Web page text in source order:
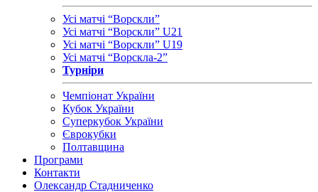
Усі матчі “Ворскли”
Усі матчі “Ворскли” U21
Усі матчі “Ворскли” U19
Усі матчі “Ворскла-2”
Турніри
Чемпіонат України
Кубок України
Суперкубок України
Єврокубки
Полтавщина
Програми
Контакти
Олександр Стадниченко